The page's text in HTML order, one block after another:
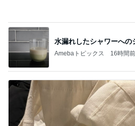
服やバッグではないと痛感した幸せ
Amebaトピックス 2日前